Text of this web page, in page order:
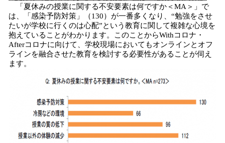
「夏休みの授業に関する不安要素は何ですか＜MA＞」で
は、「感染予防対策」（130）が一番多くなり、“勉強をさせ
たいが学校に行くのは心配”という教育に関して複雑な心境を
抱えていることがわかります。このことからWithコロナ・
Afterコロナに向けて、学校現場においてもオンラインとオフ
ラインを融合させた教育を検討する必要性があることが伺え
ます。